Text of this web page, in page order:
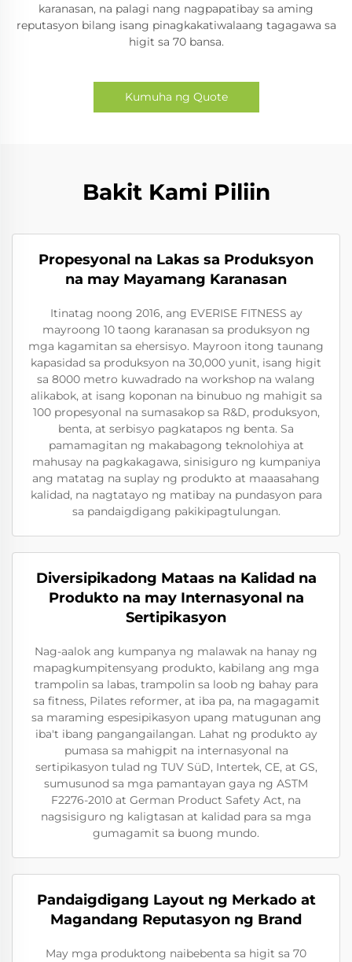
karanasan, na palagi nang nagpapatibay sa aming
reputasyon bilang isang pinagkakatiwalaang tagagawa sa
higit sa 70 bansa.
Kumuha ng Quote
Bakit Kami Piliin
Propesyonal na Lakas sa Produksyon
na may Mayamang Karanasan
Itinatag noong 2016, ang EVERISE FITNESS ay
mayroong 10 taong karanasan sa produksyon ng
mga kagamitan sa ehersisyo. Mayroon itong taunang
kapasidad sa produksyon na 30,000 yunit, isang higit
sa 8000 metro kuwadrado na workshop na walang
alikabok, at isang koponan na binubuo ng mahigit sa
100 propesyonal na sumasakop sa R&D, produksyon,
benta, at serbisyo pagkatapos ng benta. Sa
pamamagitan ng makabagong teknolohiya at
mahusay na pagkakagawa, sinisiguro ng kumpaniya
ang matatag na suplay ng produkto at maaasahang
kalidad, na nagtatayo ng matibay na pundasyon para
sa pandaigdigang pakikipagtulungan.
Diversipikadong Mataas na Kalidad na
Produkto na may Internasyonal na
Sertipikasyon
Nag-aalok ang kumpanya ng malawak na hanay ng
mapagkumpitensyang produkto, kabilang ang mga
trampolin sa labas, trampolin sa loob ng bahay para
sa fitness, Pilates reformer, at iba pa, na magagamit
sa maraming espesipikasyon upang matugunan ang
iba't ibang pangangailangan. Lahat ng produkto ay
pumasa sa mahigpit na internasyonal na
sertipikasyon tulad ng TUV SüD, Intertek, CE, at GS,
sumusunod sa mga pamantayan gaya ng ASTM
F2276-2010 at German Product Safety Act, na
nagsisiguro ng kaligtasan at kalidad para sa mga
gumagamit sa buong mundo.
Pandaigdigang Layout ng Merkado at
Magandang Reputasyon ng Brand
May mga produktong naibebenta sa higit sa 70